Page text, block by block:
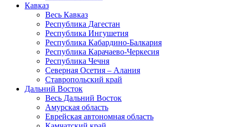
Кавказ
Весь Кавказ
Республика Дагестан
Республика Ингушетия
Республика Кабардино-Балкария
Республика Карачаево-Черкесия
Республика Чечня
Северная Осетия – Алания
Ставропольский край
Дальний Восток
Весь Дальний Восток
Амурская область
Еврейская автономная область